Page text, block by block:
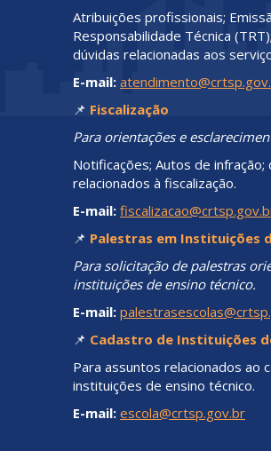
Atribuições profissionais;
Responsabilidade Técnica
dúvidas relacionadas aos
E-mail:
📌 Fiscalização
Para orientações e
Notificações; Autos de infração;
relacionados à fiscalização.
E-mail:
📌 Palestras em Instituições
Para solicitação de palestras
instituições de ensino técnico.
E-mail:
📌 Cadastro de Instituições
Para assuntos relacionados ao
instituições de ensino técnico.
E-mail: escola@crtsp.gov.br